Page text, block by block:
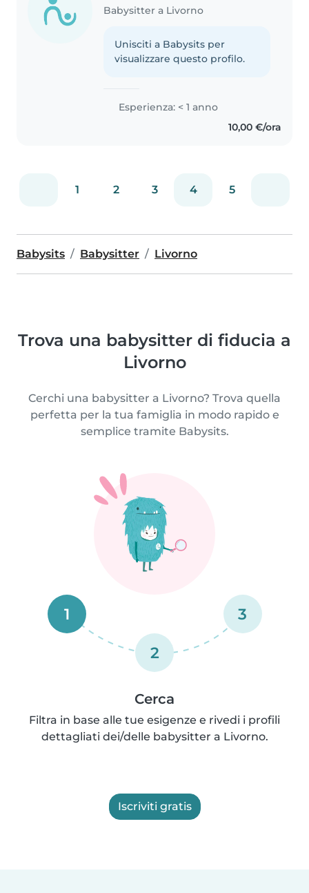
Babysitter a Livorno
Unisciti a Babysits per
visualizzare questo profilo.
Esperienza: < 1 anno
10,00 €/ora
1 2 3 4 5
Babysits Babysitter Livorno
Trova una babysitter di fiducia a
Livorno
Cerchi una babysitter a Livorno? Trova quella
perfetta per la tua famiglia in modo rapido e
semplice tramite Babysits.
1
2
3
Cerca
Filtra in base alle tue esigenze e rivedi i profili
dettagliati dei/delle babysitter a Livorno.
Iscriviti gratis